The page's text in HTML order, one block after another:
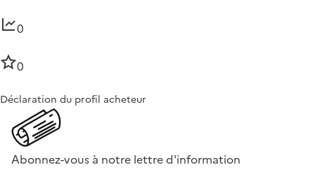
0
0
Déclaration du profil acheteur
Abonnez-vous à notre lettre d'information